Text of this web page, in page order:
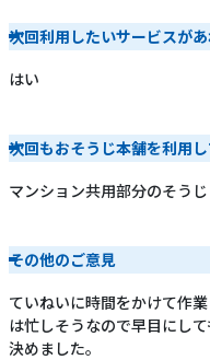
次回利用したいサービスが
はい
次回もおそうじ本舗を利用
マンション共用部分のそうじ
その他のご意見
ていねいに時間をかけて作
は忙しそうなので早目にし
決めました。